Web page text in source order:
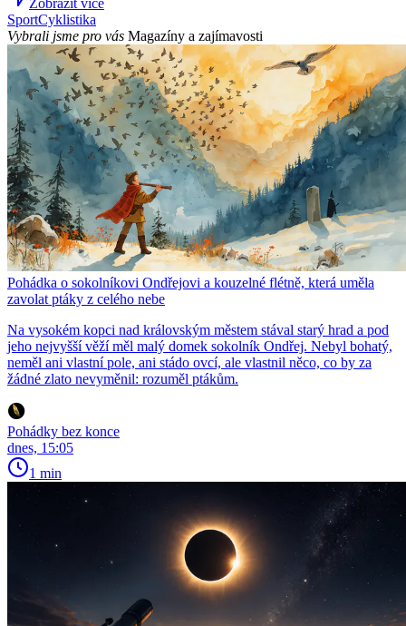
Zobrazit více
SportCyklistika
Vybrali jsme pro vás Magazíny a zajímavosti
Pohádka o sokolníkovi Ondřejovi a kouzelné flétně, která uměla
zavolat ptáky z celého nebe
Na vysokém kopci nad královským městem stával starý hrad a pod
jeho nejvyšší věží měl malý domek sokolník Ondřej. Nebyl bohatý,
neměl ani vlastní pole, ani stádo ovcí, ale vlastnil něco, co by za
žádné zlato nevyměnil: rozuměl ptákům.
Pohádky bez konce
dnes, 15:05
1 min